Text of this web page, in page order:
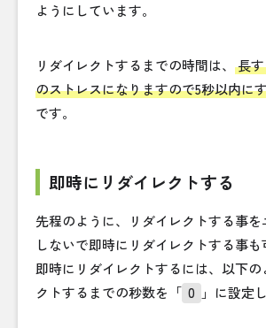
ようにしています。
リダイレクトするまでの時間は、
長
のストレスになりますので5秒以内に
です。
即時にリダイレクトする
先程のように、リダイレクトする事
しないで即時にリダイレクトする事も
即時にリダイレクトするには、以下の
クトするまでの秒数を「 0 」に設定